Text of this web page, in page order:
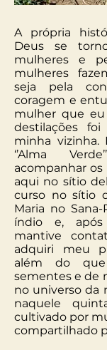
A própria
Deus se
mulheres e
mulheres
seja pela
coragem e
mulher que
destilações
minha
‘’Alma
acompanhar os
aqui no sítio
curso no sítio
Maria no
índio e,
mantive
adquiri meu
além do
sementes e de
no universo da
naquele
cultivado por
compartilhado